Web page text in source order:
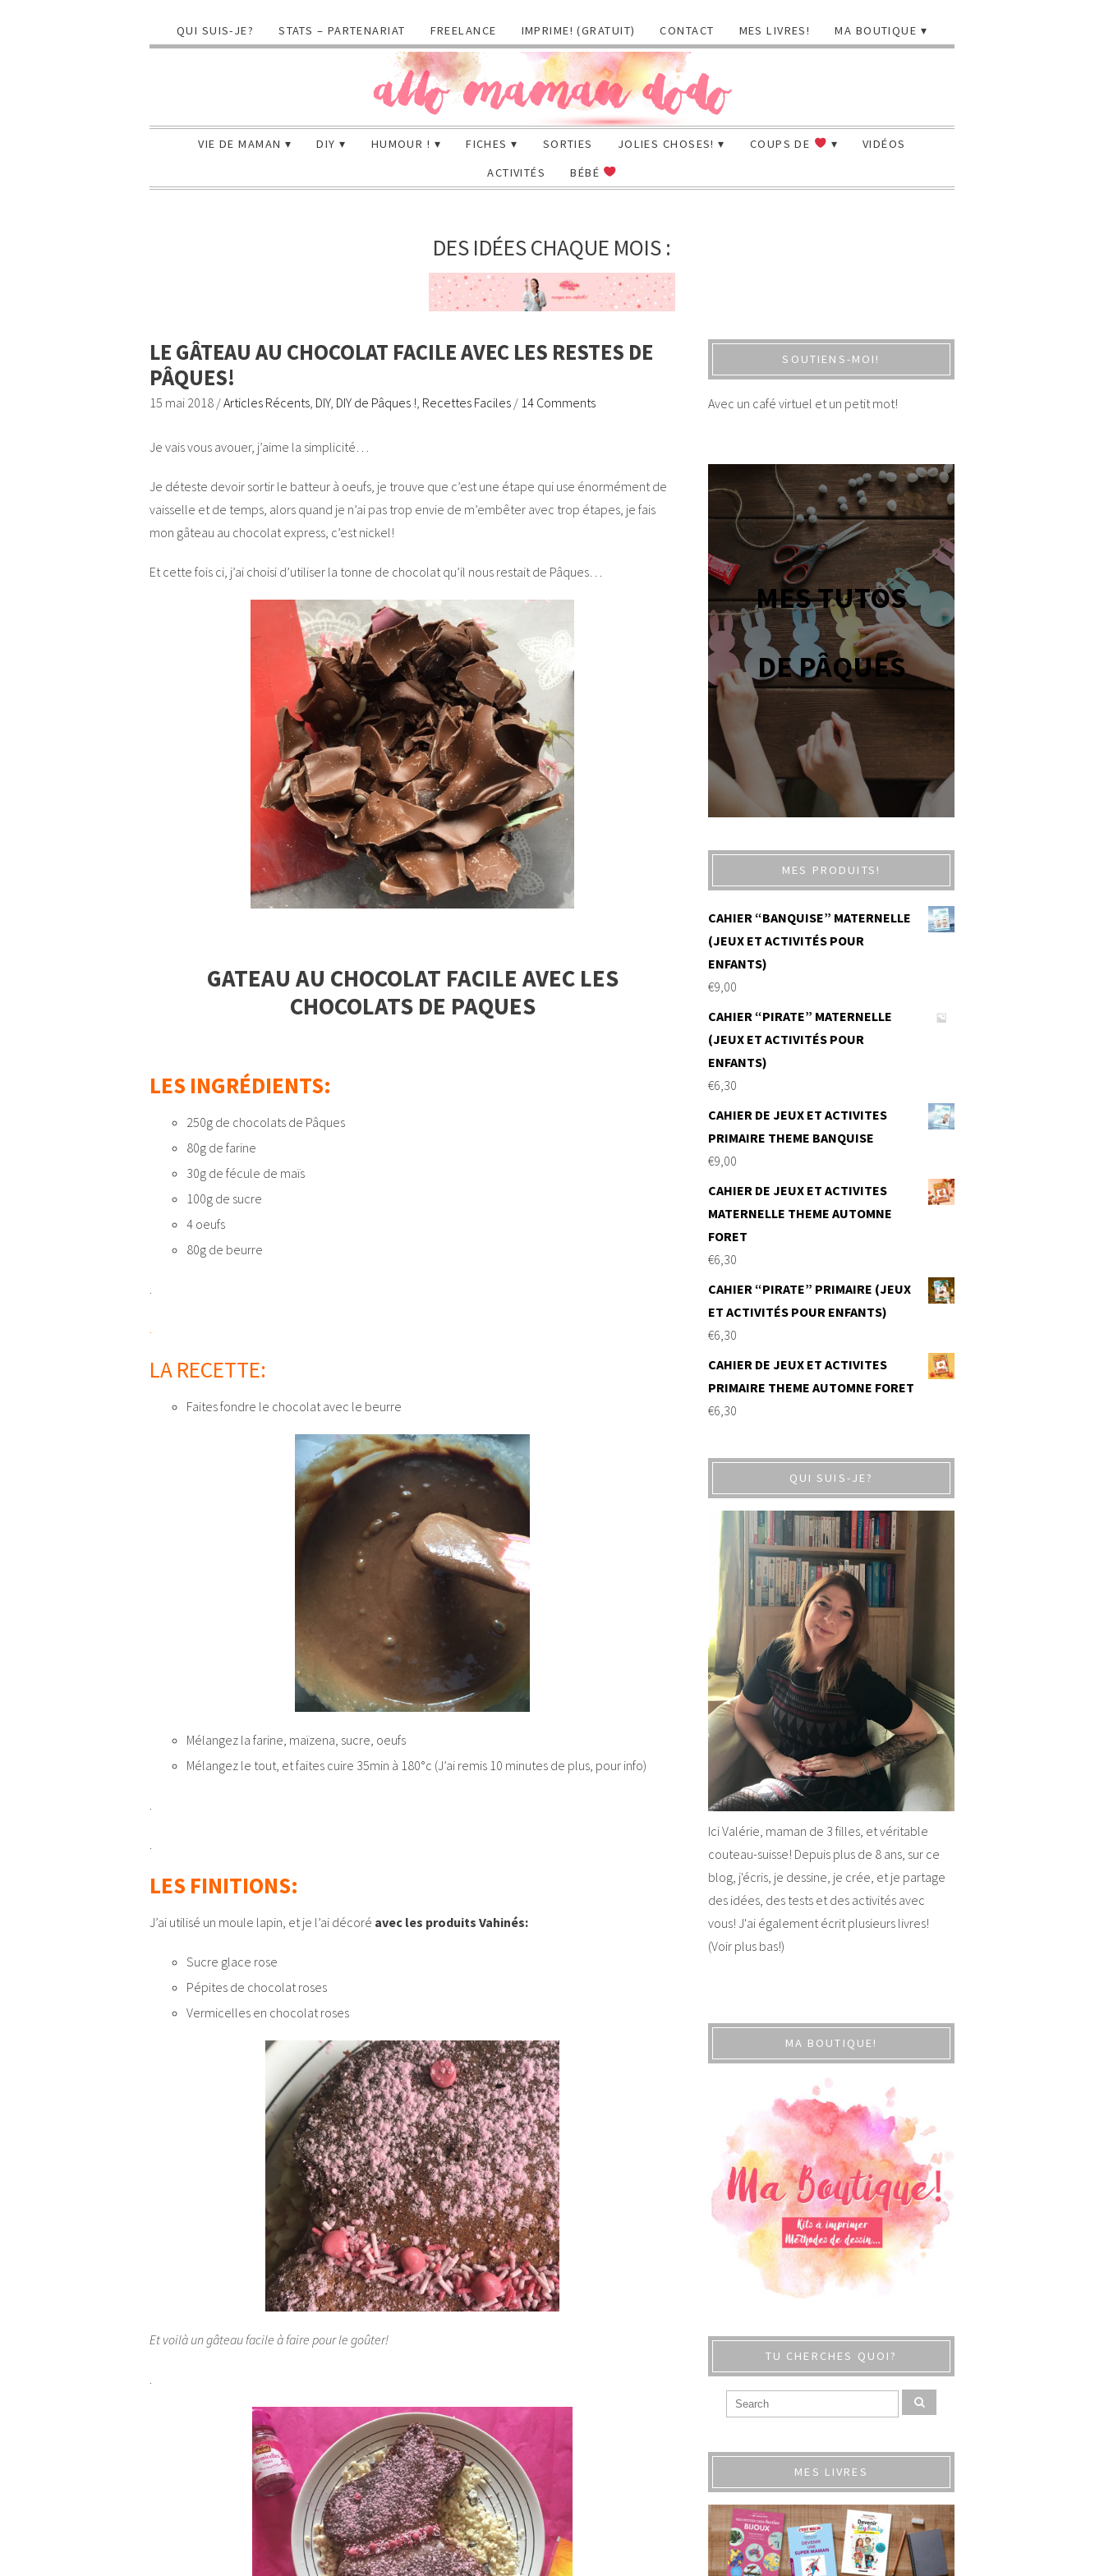
QUI SUIS-JE? STATS – PARTENARIAT FREELANCE IMPRIME! (GRATUIT) CONTACT MES LIVRES! MA BOUTIQUE
VIE DE MAMAN DIY HUMOUR ! FICHES SORTIES JOLIES CHOSES! COUPS DE
VIDÉOS
ACTIVITÉS
BÉBÉ
DES IDÉES CHAQUE MOIS :
LE GÂTEAU AU CHOCOLAT FACILE AVEC LES RESTES DE
PÂQUES!
15 mai 2018 /Articles Récents DIY, DIY de Pâques ! Recettes Faciles / 14 Comments
Je vais vous avouer, j’aime la simplicité…
Je déteste devoir sortir le batteur à oeufs, je trouve que c’est une étape qui use énormément de
vaisselle et de temps, alors quand je n’ai pas trop envie de m’embêter avec trop étapes, je fais
mon gâteau au chocolat express, c’est nickel!
Et cette fois ci, j’ai choisi d’utiliser la tonne de chocolat qu’il nous restait de Pâques…
GATEAU AU CHOCOLAT FACILE AVEC LES
CHOCOLATS DE PAQUES
LES INGRÉDIENTS:
250g de chocolats de Pâques
80g de farine
30g de fécule de maïs
100g de sucre
4 oeufs
80g de beurre
LA RECETTE:
Faites fondre le chocolat avec le beurre
Mélangez la farine, maïzena, sucre, oeufs
Mélangez le tout, et faites cuire 35min à 180°c (J’ai remis 10 minutes de plus, pour info)
.
.
LES FINITIONS:
J’ai utilisé un moule lapin, et je l’ai décoré avec les produits Vahinés:
Sucre glace rose
Pépites de chocolat roses
Vermicelles en chocolat roses
Et voilà un gâteau facile à faire pour le goûter!
.
SOUTIENS-MOI!
Avec un café virtuel et un petit mot!
MES TUTOS
DE PÂQUES
MES PRODUITS!
CAHIER “BANQUISE” MATERNELLE
(JEUX ET ACTIVITÉS POUR
ENFANTS)
€9,00
CAHIER “PIRATE” MATERNELLE
(JEUX ET ACTIVITÉS POUR
ENFANTS)
€6,30
CAHIER DE JEUX ET ACTIVITES
PRIMAIRE THEME BANQUISE
€9,00
CAHIER DE JEUX ET ACTIVITES
MATERNELLE THEME AUTOMNE
FORET
€6,30
CAHIER “PIRATE” PRIMAIRE (JEUX
ET ACTIVITÉS POUR ENFANTS)
€6,30
CAHIER DE JEUX ET ACTIVITES
PRIMAIRE THEME AUTOMNE FORET
€6,30
QUI SUIS-JE?
Ici Valérie, maman de 3 filles, et véritable
couteau-suisse! Depuis plus de 8 ans, sur ce
blog, j'écris, je dessine, je crée, et je partage
des idées, des tests et des activités avec
vous! J'ai également écrit plusieurs livres!
(Voir plus bas!)
MA BOUTIQUE!
TU CHERCHES QUOI?
MES LIVRES